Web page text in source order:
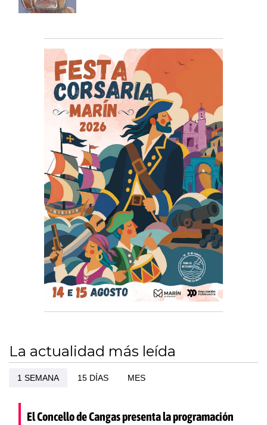
La actualidad más leída
1 SEMANA 15 DÍAS MES
El Concello de Cangas presenta la programación